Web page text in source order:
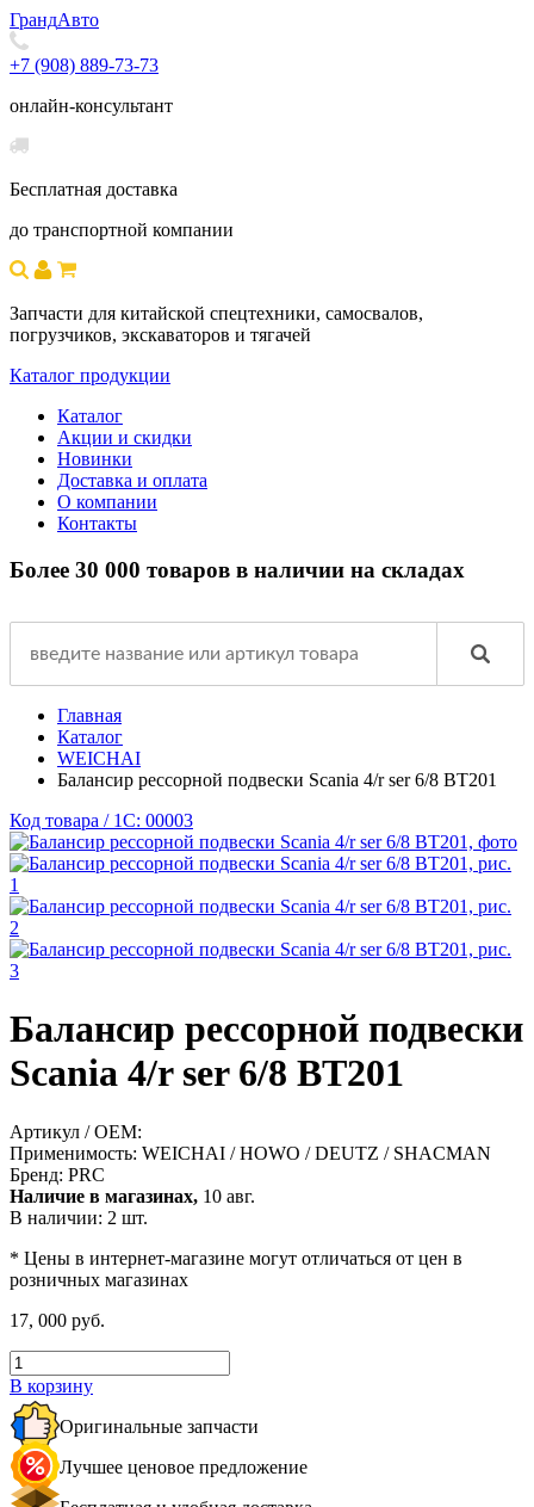
ГрандАвто
+7 (908) 889-73-73
онлайн-консультант
Бесплатная доставка
до транспортной компании
Запчасти для китайской спецтехники, самосвалов,
погрузчиков, экскаваторов и тягачей
Каталог продукции
Каталог
Акции и скидки
Новинки
Доставка и оплата
О компании
Контакты
Более 30 000 товаров в наличии на складах
Главная
Каталог
WEICHAI
Балансир рессорной подвески Scania 4/r ser 6/8 ВТ201
Код товара / 1C: 00003
Балансир рессорной подвески
Scania 4/r ser 6/8 ВТ201
Артикул / OEM:
Применимость: WEICHAI / HOWO / DEUTZ / SHACMAN
Бренд: PRC
Наличие в магазинах, 10 авг.
В наличии: 2 шт.
* Цены в интернет-магазине могут отличаться от цен в
розничных магазинах
17, 000 руб.
В корзину
Оригинальные запчасти
Лучшее ценовое предложение